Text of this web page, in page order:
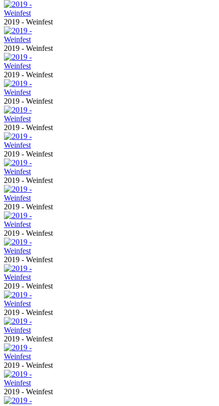
2019 - Weinfest
2019 - Weinfest
2019 - Weinfest
2019 - Weinfest
2019 - Weinfest
2019 - Weinfest
2019 - Weinfest
2019 - Weinfest
2019 - Weinfest
2019 - Weinfest
2019 - Weinfest
2019 - Weinfest
2019 - Weinfest
2019 - Weinfest
2019 - Weinfest